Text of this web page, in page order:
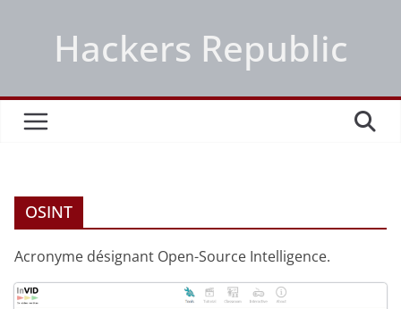
Hackers Republic
OSINT
Acronyme désignant Open-Source Intelligence.